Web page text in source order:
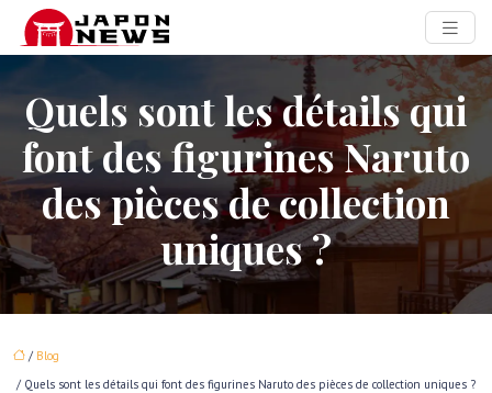
Quels sont les détails qui
font des figurines Naruto
des pièces de collection
uniques ?
/ Blog
/ Quels sont les détails qui font des figurines Naruto des pièces de collection uniques ?